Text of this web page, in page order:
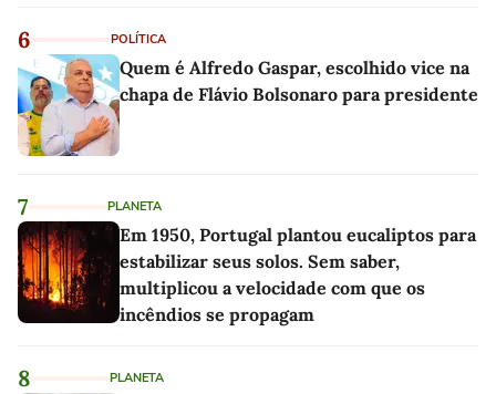
6 POLÍTICA
Quem é Alfredo Gaspar, escolhido vice na
chapa de Flávio Bolsonaro para presidente
7 PLANETA
Em 1950, Portugal plantou eucaliptos para
estabilizar seus solos. Sem saber,
multiplicou a velocidade com que os
incêndios se propagam
8 PLANETA